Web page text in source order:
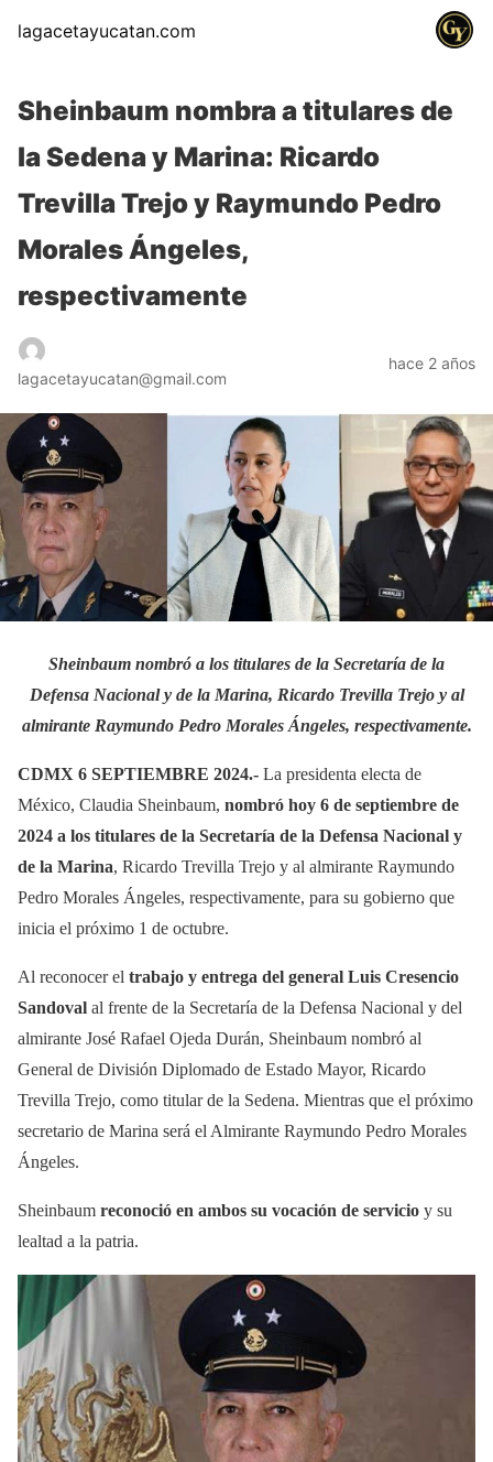
lagacetayucatan.com
Sheinbaum nombra a titulares de
la Sedena y Marina: Ricardo
Trevilla Trejo y Raymundo Pedro
Morales Ángeles,
respectivamente
lagacetayucatan@gmail.com
hace 2 años
Sheinbaum nombró a los titulares de la Secretaría de la
Defensa Nacional y de la Marina, Ricardo Trevilla Trejo y al
almirante Raymundo Pedro Morales Ángeles, respectivamente.
CDMX 6 SEPTIEMBRE 2024.- La presidenta electa de
México, Claudia Sheinbaum, nombró hoy 6 de septiembre de
2024 a los titulares de la Secretaría de la Defensa Nacional y
de la Marina, Ricardo Trevilla Trejo y al almirante Raymundo
Pedro Morales Ángeles, respectivamente, para su gobierno que
inicia el próximo 1 de octubre.
Al reconocer el trabajo y entrega del general Luis Cresencio
Sandoval al frente de la Secretaría de la Defensa Nacional y del
almirante José Rafael Ojeda Durán, Sheinbaum nombró al
General de División Diplomado de Estado Mayor, Ricardo
Trevilla Trejo, como titular de la Sedena. Mientras que el próximo
secretario de Marina será el Almirante Raymundo Pedro Morales
Ángeles.
Sheinbaum reconoció en ambos su vocación de servicio y su
lealtad a la patria.